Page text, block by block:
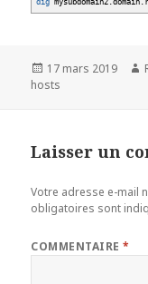
dig
Publié
le
17 mars 2019
hosts
Laisser un
Votre adresse e-mail
obligatoires sont
COMMENTAIRE*